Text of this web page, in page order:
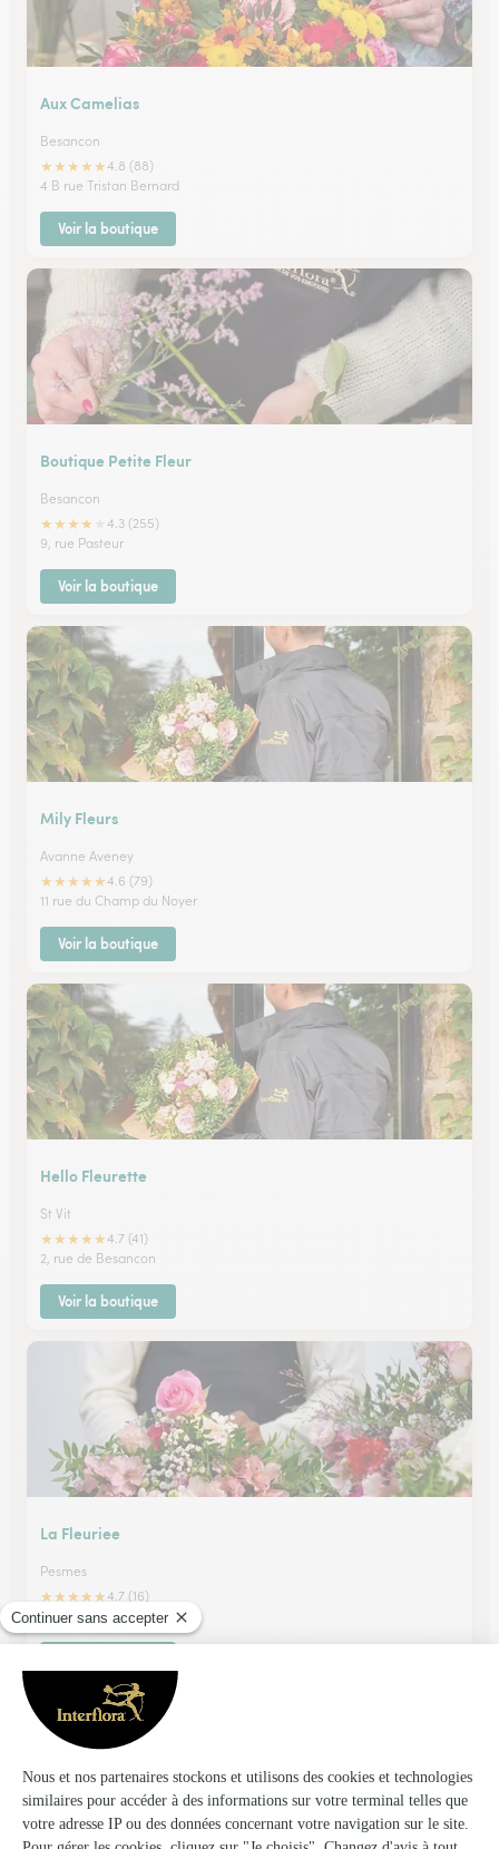
Aux Camelias
Besancon
★★★★★4.8 (88)
4 B rue Tristan Bernard
Voir la boutique
Boutique Petite Fleur
Besancon
★★★★
4.3 (255)
9, rue Pasteur
Voir la boutique
Mily Fleurs
Avanne Aveney
★★★★★4.6 (79)
11 rue du Champ du Noyer
Voir la boutique
Hello Fleurette
St Vit
★★★★★4.7 (41)
2, rue de Besancon
Voir la boutique
La Fleuriee
Pesmes
★★★★★4.7 (16)
16 Grande Rue